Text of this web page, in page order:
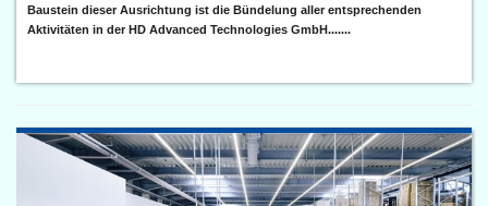
Baustein dieser Ausrichtung ist die Bündelung aller entsprechenden
Aktivitäten in der HD Advanced Technologies GmbH.......